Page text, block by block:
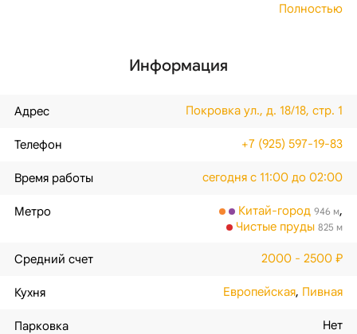
Полностью
Информация
Адрес Покровка ул., д. 18/18, стр. 1
Телефон +7 (925) 597-19-83
Время работы сегодня с 11:00 до 02:00
Метро Китай-город 946 м,
Чистые пруды 825 м
Средний счет 2000 - 2500 ₽
Кухня Европейская, Пивная
Парковка Нет